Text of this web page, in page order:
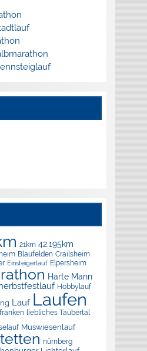
21km 42.195km
Blaufelden Crailsheim
Einsteigerlauf Elpersheim
Harte Mann
herbstfestlauf Hobbylauf
Lauf Laufen
liebliches Taubertal
Muswiesenlauf
nürnberg